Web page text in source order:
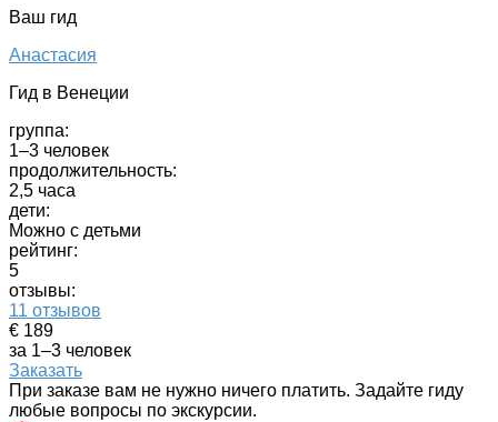
Ваш гид
Анастасия
Гид в Венеции
группа:
1–3 человек
продолжительность:
2,5 часа
дети:
Можно с детьми
рейтинг:
5
отзывы:
11 отзывов
€ 189
за 1–3 человек
Заказать
При заказе вам не нужно ничего платить. Задайте гиду
любые вопросы по экскурсии.